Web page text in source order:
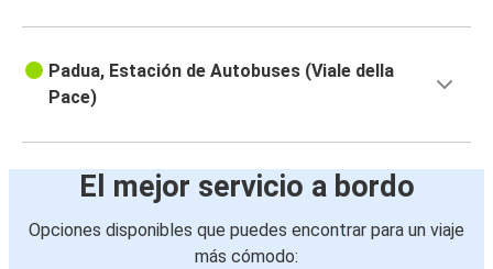
Padua, Estación de Autobuses (Viale della
Pace)
El mejor servicio a bordo
Opciones disponibles que puedes encontrar para un viaje
más cómodo: